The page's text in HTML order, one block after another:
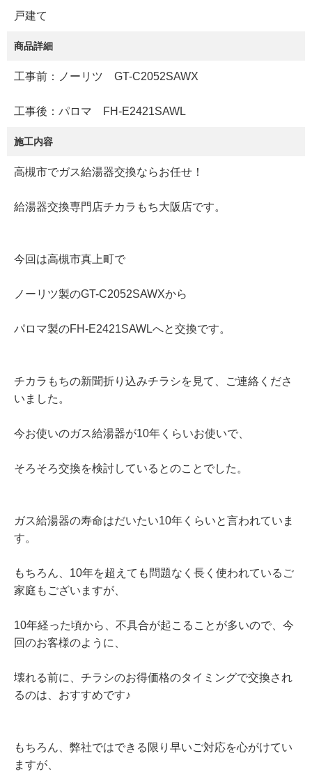
戸建て
商品詳細
工事前：ノーリツ GT-C2052SAWX
工事後：パロマ FH-E2421SAWL
施工内容
高槻市でガス給湯器交換ならお任せ！
給湯器交換専門店チカラもち大阪店です。
今回は高槻市真上町で
ノーリツ製のGT-C2052SAWXから
パロマ製のFH-E2421SAWLへと交換です。
チカラもちの新聞折り込みチラシを見て、ご連絡くださ
いました。
今お使いのガス給湯器が10年くらいお使いで、
そろそろ交換を検討しているとのことでした。
ガス給湯器の寿命はだいたい10年くらいと言われていま
す。
もちろん、10年を超えても問題なく長く使われているご
家庭もございますが、
10年経った頃から、不具合が起こることが多いので、今
回のお客様のように、
壊れる前に、チラシのお得価格のタイミングで交換され
るのは、おすすめです♪
もちろん、弊社ではできる限り早いご対応を心がけてい
ますが、